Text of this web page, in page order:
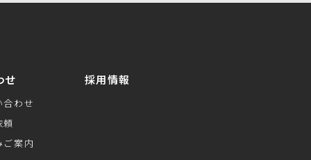
せ
合わせ
頼
ご案内
採用情報